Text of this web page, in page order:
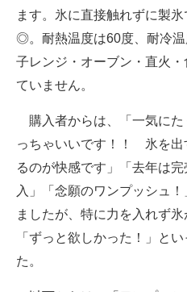
ます。氷に直接触れずに製
◎。耐熱温度は60度、耐冷
子レンジ・オーブン・直火
ていません。
購入者からは、「一気にた
っちゃいいです！！ 氷を出
るのが快感です」「去年は
入」「念願のワンプッシュ
ましたが、特に力を入れず氷
「ずっと欲しかった！」と
た。